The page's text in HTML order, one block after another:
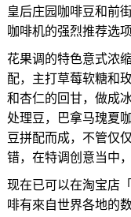
皇后庄园咖啡豆和前
咖啡机的强烈推荐选项
花果调的特色意式浓
配，主打草莓软糖和
和杏仁的回甘，做成
处理豆，巴拿马瑰夏
豆拼配而成，不管仅
错，在特调创意当中
现在已可以在淘宝店
啡有來自世界各地的